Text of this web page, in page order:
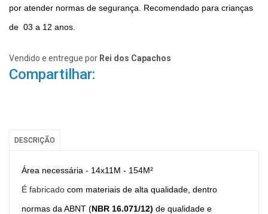
por atender normas de segurança. Recomendado para crianças
de 03 a 12 anos.
Vendido e entregue por Rei dos Capachos
Compartilhar:
DESCRIÇÃO
Área necessária - 14x11M - 154M²
É fabricado com materiais de alta qualidade, dentro
normas da ABNT (NBR 16.071/12) de qualidade e